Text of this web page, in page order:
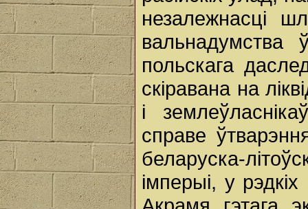
незалежнасці
вальнадумства
польскага
скіравана на
і
справе
беларуска-
імперыі, у